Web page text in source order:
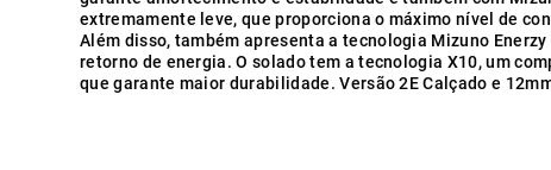
extremamente leve, que proporciona o máximo nível de
Além disso, também apresenta a tecnologia Mizuno
retorno de energia. O solado tem a tecnologia X10, um
que garante maior durabilidade. Versão 2E Calçado e